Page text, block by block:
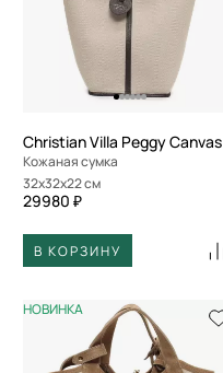
Christian Villa Peggy Canvas
Кожаная сумка
32x32x22 см
29980 ₽
В КОРЗИНУ
НОВИНКА